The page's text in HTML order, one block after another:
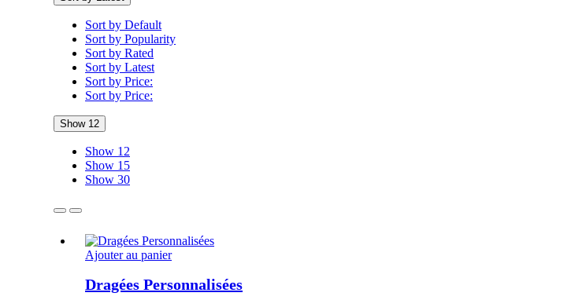
Sort by Default
Sort by Popularity
Sort by Rated
Sort by Latest
Sort by Price:
Sort by Price:
Show 12
Show 12
Show 15
Show 30
Ajouter au panier
Dragées Personnalisées